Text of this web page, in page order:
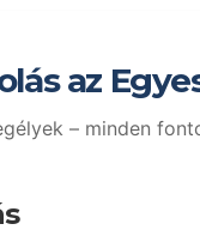
az
– minden